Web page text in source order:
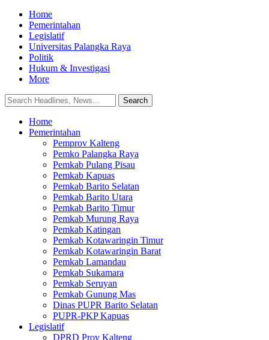
Home
Pemerintahan
Legislatif
Universitas Palangka Raya
Politik
Hukum & Investigasi
More
Home
Pemerintahan
Pemprov Kalteng
Pemko Palangka Raya
Pemkab Pulang Pisau
Pemkab Kapuas
Pemkab Barito Selatan
Pemkab Barito Utara
Pemkab Barito Timur
Pemkab Murung Raya
Pemkab Katingan
Pemkab Kotawaringin Timur
Pemkab Kotawaringin Barat
Pemkab Lamandau
Pemkab Sukamara
Pemkab Seruyan
Pemkab Gunung Mas
Dinas PUPR Barito Selatan
PUPR-PKP Kapuas
Legislatif
DPRD Prov Kalteng